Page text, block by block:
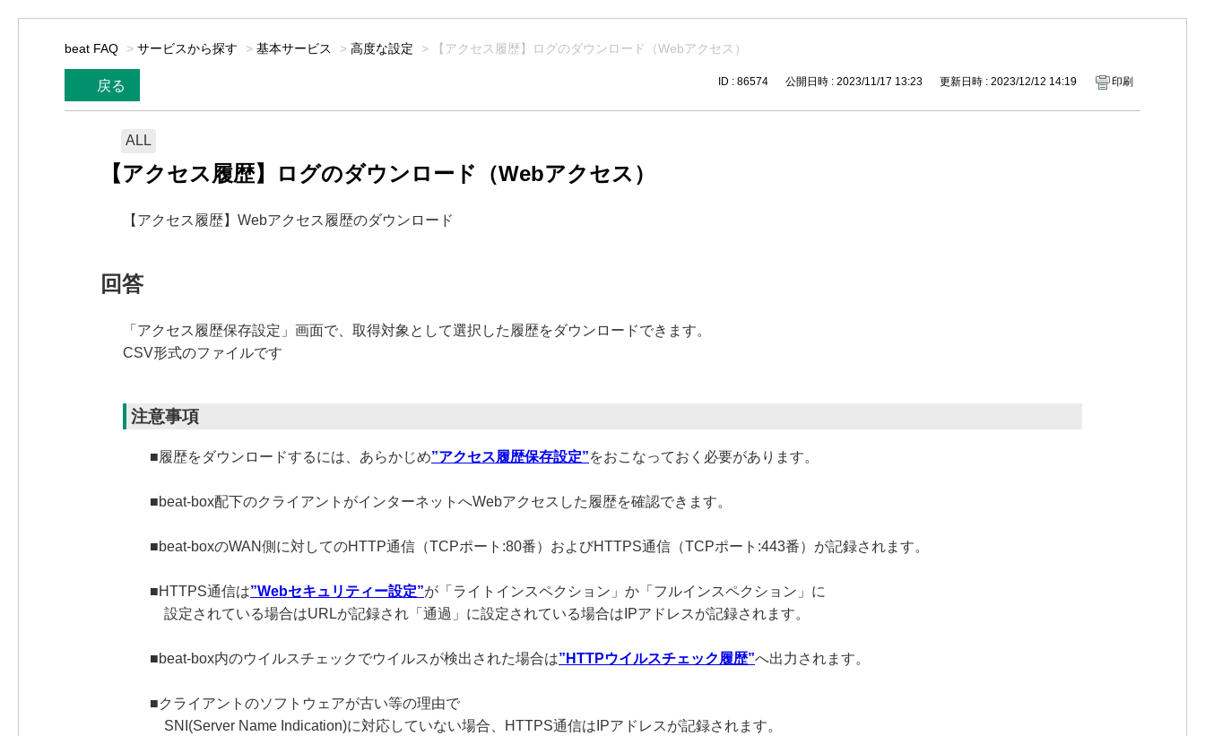
beat FAQ > サービスから探す > 基本サービス > 高度な設定 > 【アクセス履歴】ログのダウンロード（Webアクセス）
戻る ID : 86574 公開日時 : 2023/11/17 13:23 更新日時 : 2023/12/12 14:19 印刷
ALL
【アクセス履歴】ログのダウンロード（Webアクセス）
【アクセス履歴】Webアクセス履歴のダウンロード
回答
「アクセス履歴保存設定」画面で、取得対象として選択した履歴をダウンロードできます。
CSV形式のファイルです
注意事項
■履歴をダウンロードするには、あらかじめ”アクセス履歴保存設定”をおこなっておく必要があります。
■beat-box配下のクライアントがインターネットへWebアクセスした履歴を確認できます。
■beat-boxのWAN側に対してのHTTP通信（TCPポート:80番）およびHTTPS通信（TCPポート:443番）が記録されます。
■HTTPS通信は”Webセキュリティー設定”が「ライトインスペクション」か「フルインスペクション」に
設定されている場合はURLが記録され「通過」に設定されている場合はIPアドレスが記録されます。
■beat-box内のウイルスチェックでウイルスが検出された場合は”HTTPウイルスチェック履歴”へ出力されます。
■クライアントのソフトウェアが古い等の理由で
SNI(Server Name Indication)に対応していない場合、HTTPS通信はIPアドレスが記録されます。